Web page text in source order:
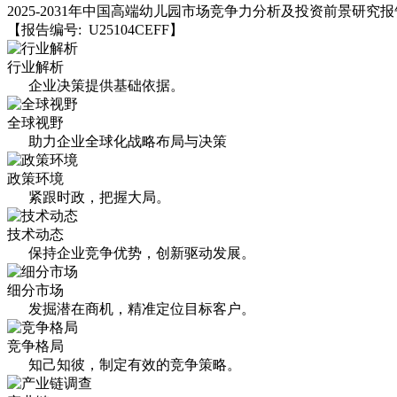
2025-2031年中国高端幼儿园市场竞争力分析及投资前景研究
【报告编号: U25104CEFF】
行业解析
企业决策提供基础依据。
全球视野
助力企业全球化战略布局与决策
政策环境
紧跟时政，把握大局。
技术动态
保持企业竞争优势，创新驱动发展。
细分市场
发掘潜在商机，精准定位目标客户。
竞争格局
知己知彼，制定有效的竞争策略。